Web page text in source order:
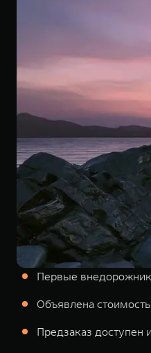
Первые
Объявлена
Предзаказ доступен